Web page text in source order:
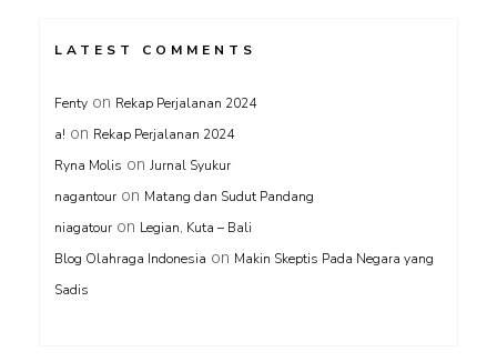
LATEST COMMENTS
Fenty on Rekap Perjalanan 2024
a! on Rekap Perjalanan 2024
Ryna Molis on Jurnal Syukur
nagantour on Matang dan Sudut Pandang
niagatour on Legian, Kuta – Bali
Blog Olahraga Indonesia on Makin Skeptis Pada Negara yang
Sadis